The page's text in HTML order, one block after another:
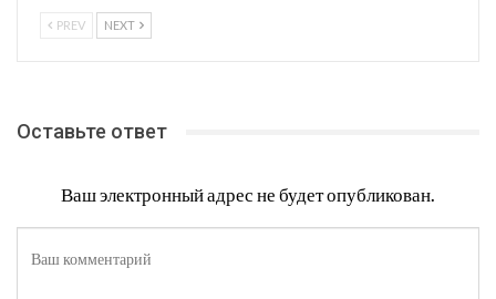
PREV NEXT
Оставьте ответ
Ваш электронный адрес не будет опубликован.